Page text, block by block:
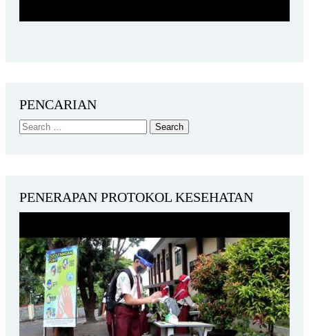
PENCARIAN
PENERAPAN PROTOKOL KESEHATAN